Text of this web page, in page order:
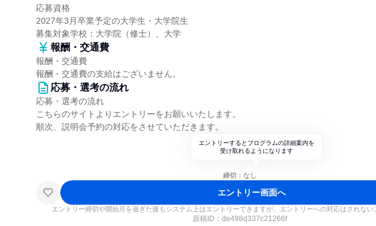
応募資格
2027年3月卒業予定の大学生・大学院生
募集対象学校：大学院（修士）、大学
報酬・交通費
報酬・交通費
報酬・交通費の支給はございません。
応募・選考の流れ
応募・選考の流れ
こちらのサイトよりエントリーをお願いいたします。
順次、説明会予約の対応をさせていただきます。
エントリーするとプログラムの詳細案内を
受け取れるようになります
締切：なし
エントリー画面へ
エントリー締切や開始月を過ぎた後もシステム上はエントリーできますが、エントリーへの対応はされない
原稿ID： de498d337c21266f